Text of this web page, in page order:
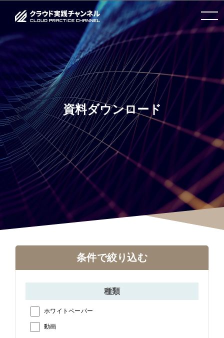
toggle
navigation
資料ダウンロード
条件で絞り込む
種類
ホワイトペーパー
動画